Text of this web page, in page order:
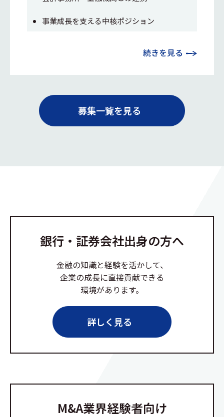
事業成長を支える中核ポジション
続きを見る
募集一覧を見る
銀行・証券会社出身の方へ
金融の知識と経験を活かして、
企業の成長に直接貢献できる
環境があります。
詳しく見る
M&A業界経験者向け